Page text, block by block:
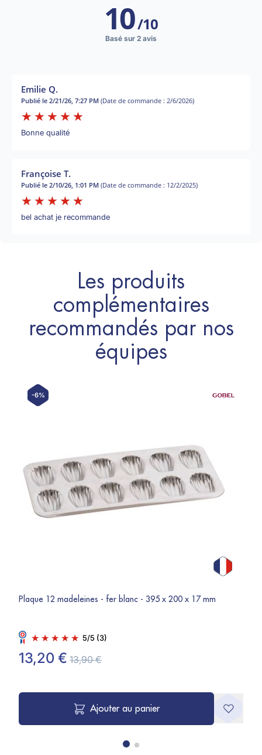
10/10
Basé sur 2 avis
Emilie Q.
Publié le 2/21/26, 7:27 PM (Date de commande : 2/6/2026)
Bonne qualité
Françoise T.
Publié le 2/10/26, 1:01 PM (Date de commande : 12/2/2025)
bel achat je recommande
Les produits
complémentaires
recommandés par nos
équipes
-6%
Plaque 12 madeleines - fer blanc - 395 x 200 x 17 mm
5/5 (3)
13,20 € 13,90 €
Ajouter au panier